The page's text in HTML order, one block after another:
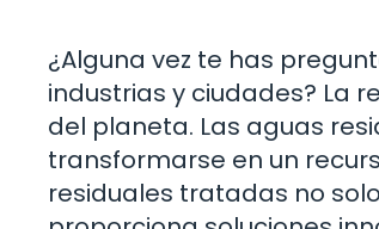
¿Alguna vez te has
industrias y ciudades? La
del planeta. Las aguas
transformarse en un
residuales tratadas no